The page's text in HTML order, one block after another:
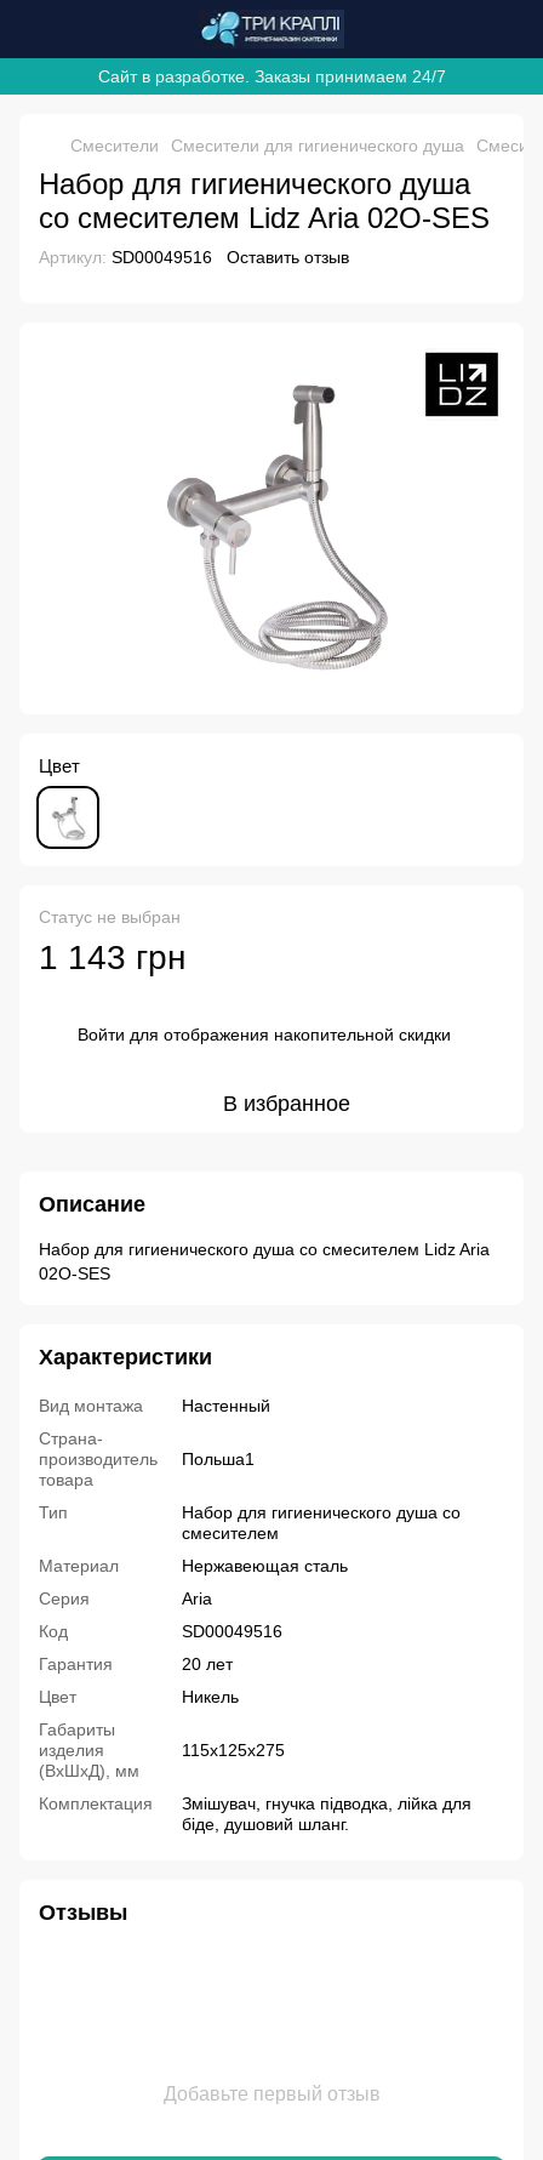
Сайт в разработке. Заказы принимаем 24/7
Смесители Смесители для гигиенического душа
Набор для гигиенического душа
со смесителем Lidz Aria 02O-SES
Артикул: SD00049516 Оставить отзыв
Цвет
Статус не выбран
1 143 грн
Войти для отображения накопительной скидки
В избранное
Описание
Набор для гигиенического душа со смесителем Lidz Aria
02O-SES
Характеристики
Вид монтажа
Настенный
Страна-
производитель
товара
Польша1
Тип
Набор для гигиенического душа со
смесителем
Материал
Нержавеющая сталь
Серия
Aria
Код
SD00049516
Гарантия
20 лет
Цвет
Никель
Габариты
изделия
(ВхШхД), мм
115х125х275
Комплектация
Змішувач, гнучка підводка, лійка для
біде, душовий шланг.
Отзывы
Добавьте первый отзыв